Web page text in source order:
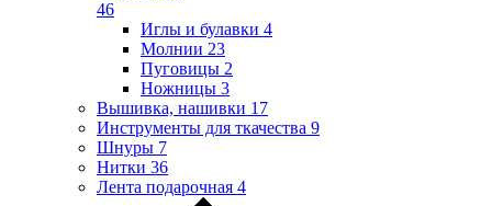
46
Иглы и булавки 4
Молнии 23
Пуговицы 2
Ножницы 3
Вышивка, нашивки 17
Инструменты для ткачества 9
Шнуры 7
Нитки 36
Лента подарочная 4